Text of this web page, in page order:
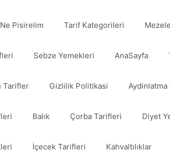
Pisirelim Tarif Kategorileri
Sebze Yemekleri AnaSayfa
Tarifler Gizlilik Politikasi Aydinlatma
Balık Çorba Tarifleri Diyet
İçecek Tarifleri Kahvaltılıklar